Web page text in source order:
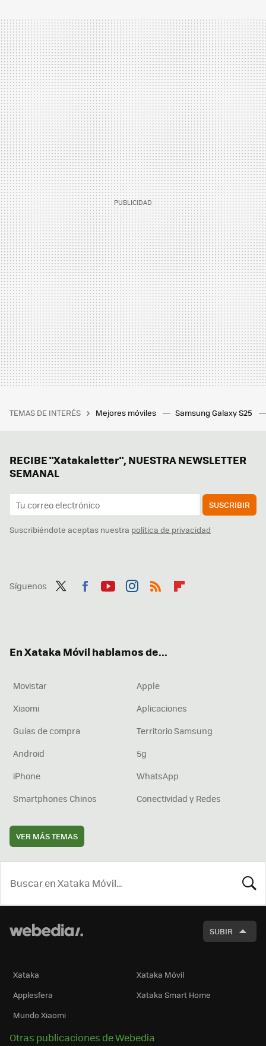
TEMAS DE INTERÉS Mejores móviles Samsung Galaxy S25
RECIBE "Xatakaletter", NUESTRA NEWSLETTER
SEMANAL
SUSCRIBIR
Suscribiéndote aceptas nuestra política de privacidad
Síguenos
En Xataka Móvil hablamos de...
Movistar
Apple
Xiaomi
Aplicaciones
Guías de compra
Territorio Samsung
Android
5g
iPhone
WhatsApp
Smartphones Chinos
Conectividad y Redes
VER MÁS TEMAS
SUBIR
Xataka
Xataka Móvil
Applesfera
Xataka Smart Home
Mundo Xiaomi
Otras publicaciones de Webedia